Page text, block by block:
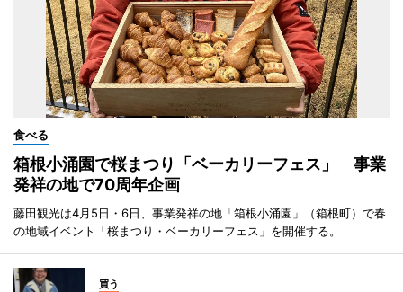
食べる
箱根小涌園で桜まつり「ベーカリーフェス」 事業
発祥の地で70周年企画
藤田観光は4月5日・6日、事業発祥の地「箱根小涌園」（箱根町）で春
の地域イベント「桜まつり・ベーカリーフェス」を開催する。
買う